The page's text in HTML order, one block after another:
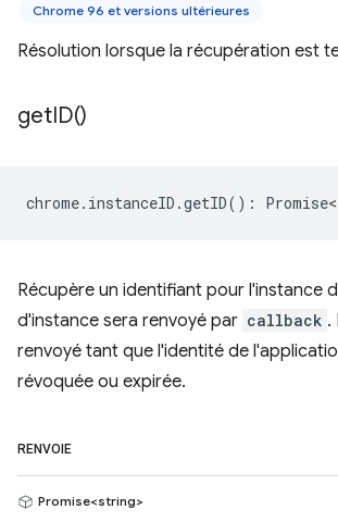
Chrome 96 et versions ultérieures
Résolution lorsque la récupération est
getID()
chrome. instanceID .getID() :
Récupère un identifiant pour l'instance
d'instance sera renvoyé par callback .
renvoyé tant que l'identité de
révoquée ou expirée.
RENVOIE
Promise<string>